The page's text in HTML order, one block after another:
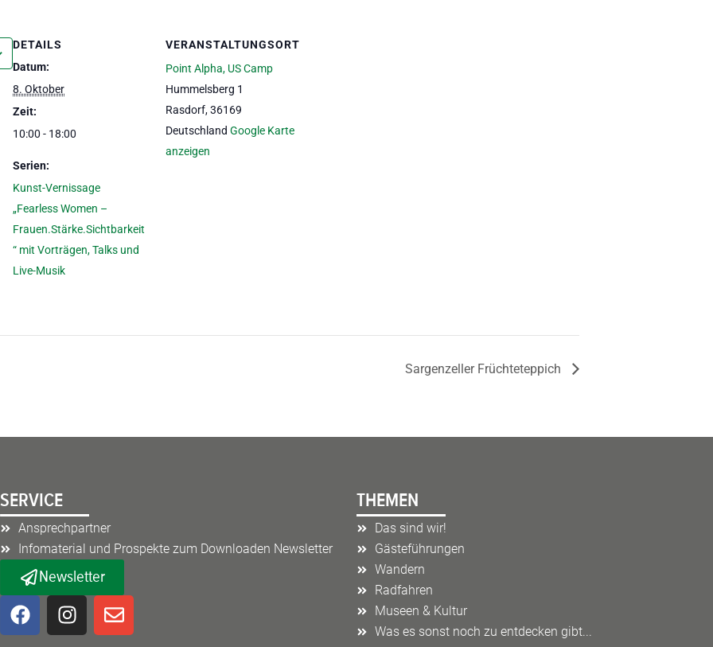
DETAILS
Datum:
8. Oktober
Zeit:
10:00 - 18:00
Serien:
Kunst-Vernissage
„Fearless Women –
Frauen.Stärke.Sichtbarkeit
“ mit Vorträgen, Talks und
Live-Musik
VERANSTALTUNGSORT
Point Alpha, US Camp
Hummelsberg 1
Rasdorf,36169
Deutschland Google Karte
anzeigen
Sargenzeller Früchteteppich
SERVICE
Ansprechpartner
Infomaterial und Prospekte zum Downloaden Newsletter
Newsletter
F
a
I
n
E
n
THEMEN
Das sind wir!
Gästeführungen
Wandern
Radfahren
Museen & Kultur
Was es sonst noch zu entdecken gibt...